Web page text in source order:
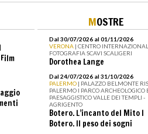
Film
MOSTRE
Dal 30/07/2026 al 01/11/2026
VERONA | CENTRO
FOTOGRAFIA SCAVI SCALIGERI
Dorothea Lange
Dal 24/07/2026 al 31/10/2026
PALERMO | PALAZZO BELMONTE
PALERMO I PARCO ARCHEOLOGICO
PAESAGGISTICO VALLE DEI TEMPLI -
AGRIGENTO
Botero. L’incanto del Mito I
Botero. Il peso dei sogni